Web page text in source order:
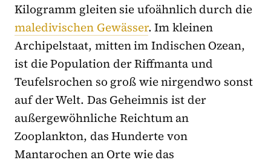
Kilogramm gleiten sie ufoähnlich durch die
maledivischen Gewässer. Im kleinen
Archipelstaat, mitten im Indischen Ozean,
ist die Population der Riffmanta und
Teufelsrochen so groß wie nirgendwo sonst
auf der Welt. Das Geheimnis ist der
außergewöhnliche Reichtum an
Zooplankton, das Hunderte von
Mantarochen an Orte wie das